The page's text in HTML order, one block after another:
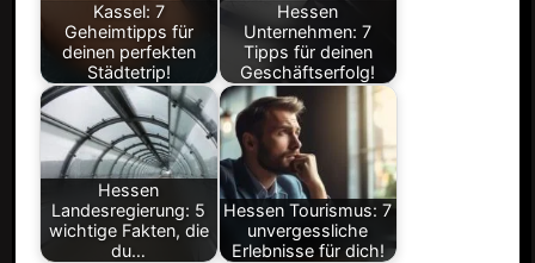
Kassel: 7
Geheimtipps für
deinen perfekten
Städtetrip!
Hessen
Unternehmen: 7
Tipps für deinen
Geschäftserfolg!
Hessen
Landesregierung: 5
wichtige Fakten, die
du…
Hessen Tourismus: 7
unvergessliche
Erlebnisse für dich!